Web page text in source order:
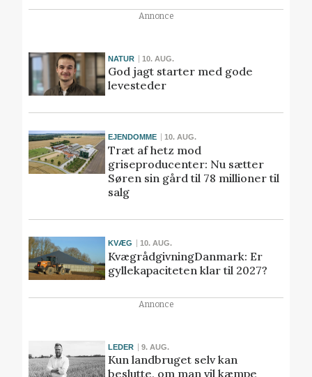
Annonce
NATUR 10. AUG.
God jagt starter med gode
levesteder
EJENDOMME 10. AUG.
Træt af hetz mod
griseproducenter: Nu sætter
Søren sin gård til 78 millioner til
salg
KVÆG 10. AUG.
KvægrådgivningDanmark: Er
gyllekapaciteten klar til 2027?
Annonce
LEDER 9. AUG.
Kun landbruget selv kan
beslutte, om man vil kæmpe